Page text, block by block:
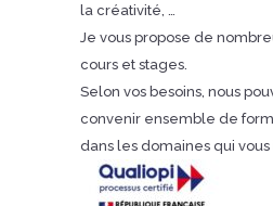
la créativité, …
Je vous propose de
cours et stages.
Selon vos besoins, nous
convenir ensemble de
dans les domaines qui vous